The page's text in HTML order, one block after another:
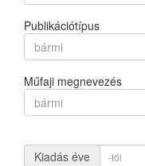
Publikációtípus
bármi
Műfaji megnevezés
bármi
Kiadás éve